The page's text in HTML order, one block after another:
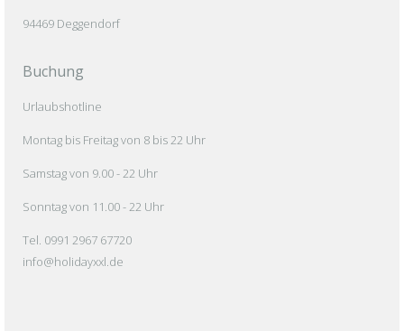
94469 Deggendorf
Buchung
Urlaubshotline
Montag bis Freitag von 8 bis 22 Uhr
Samstag von 9.00 - 22 Uhr
Sonntag von 11.00 - 22 Uhr
Tel. 0991 2967 67720
info@holidayxxl.de